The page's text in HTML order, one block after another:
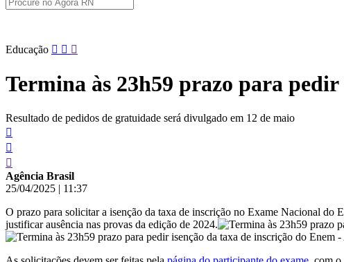
Pular
conteúdo
Educação
Termina às 23h59 prazo para
Resultado de pedidos de gratuidade será divulgado em 12 de maio
Agência Brasil
25/04/2025 | 11:37
O prazo para solicitar a isenção da taxa de inscrição no Exame Nacional do
justificar ausência nas provas da edição de 2024.